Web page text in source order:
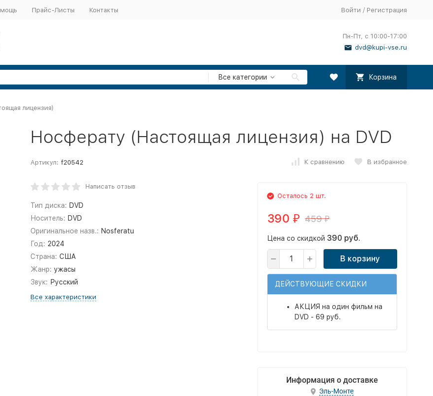
Прайс-Листы Контакты Войти / Регистрация
Пн-Пт, с 10:00-17:00
dvd@kupi-vse.ru
Все категории Корзина
лицензия)
Носферату (Настоящая лицензия) на DVD
Артикул: f20542 К сравнению В избранное
Написать отзыв
Тип диска: DVD
Носитель: DVD
Оригинальное назв.: Nosferatu
Год: 2024
Страна: США
Жанр: ужасы
Звук: Русский
Все характеристики
Осталось 2 шт.
390 ₽ 459₽
Цена со скидкой 390 руб.
В корзину
ДЕЙСТВУЮЩИЕ СКИДКИ
АКЦИЯ на один фильм на
DVD - 69 руб.
Информация о доставке
Эль-Монте